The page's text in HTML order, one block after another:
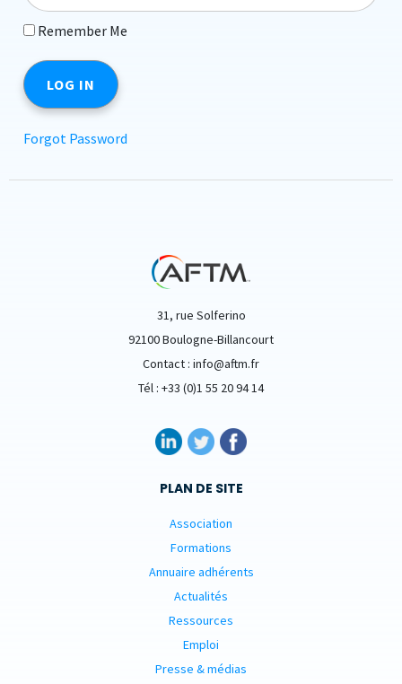
Remember Me
Forgot Password
31, rue Solferino
92100 Boulogne-Billancourt
Contact : info@aftm.fr
Tél : +33 (0)1 55 20 94 14
PLAN DE SITE
Association
Formations
Annuaire adhérents
Actualités
Ressources
Emploi
Presse & médias